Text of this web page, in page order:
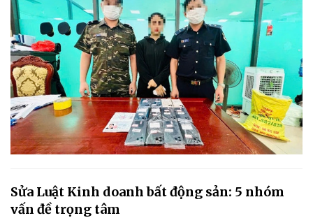
Sửa Luật Kinh doanh bất động sản: 5 nhóm
vấn đề trọng tâm